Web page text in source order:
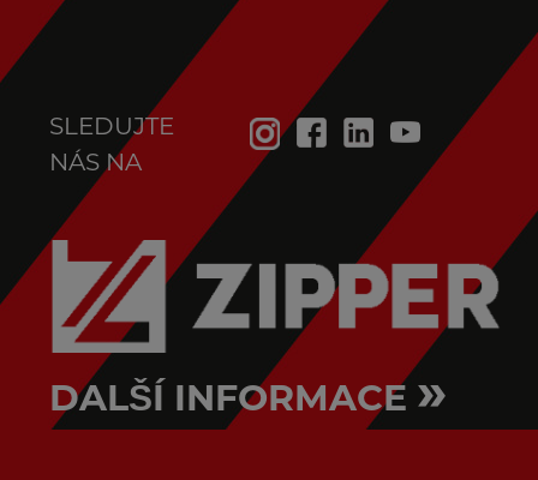
SLEDUJTE
NÁS NA
DALŠÍ INFORMACE »